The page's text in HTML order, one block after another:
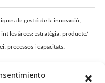
de gestió de la innovació,
les àrees: estratègia, producte/
processos i capacitats.